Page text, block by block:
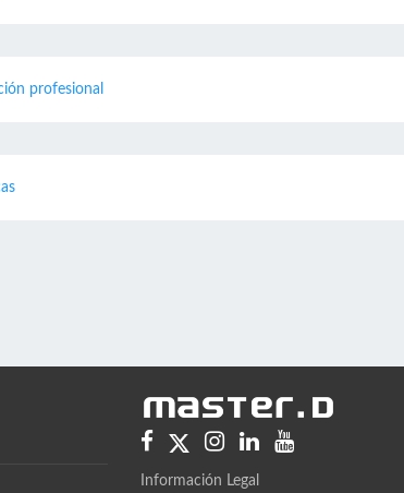
profesional
Información Legal